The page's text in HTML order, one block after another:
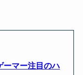
ーマー注目のハ